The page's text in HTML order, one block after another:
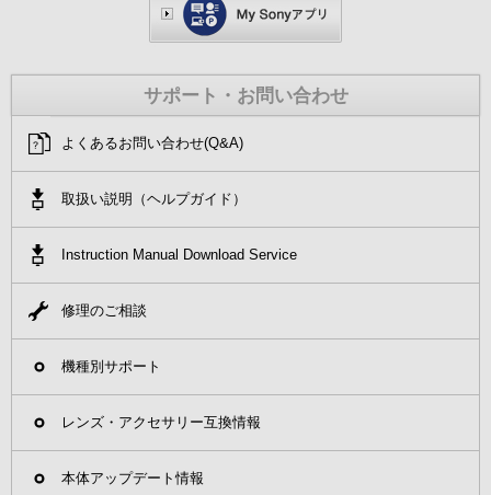
サポート・お問い合わせ
よくあるお問い合わせ(Q&A)
取扱い説明（ヘルプガイド）
Instruction Manual Download Service
修理のご相談
機種別サポート
レンズ・アクセサリー互換情報
本体アップデート情報